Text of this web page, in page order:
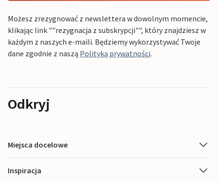
Możesz zrezygnować z newslettera w dowolnym momencie,
klikając link ""rezygnacja z subskrypcji"", który znajdziesz w
każdym z naszych e-maili. Będziemy wykorzystywać Twoje
dane zgodnie z naszą Polityką prywatności.
Odkryj
Miejsca docelowe
Inspiracja